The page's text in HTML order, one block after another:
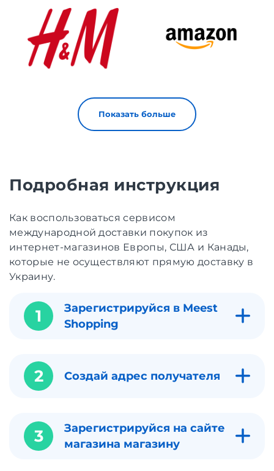
Показать больше
Подробная инструкция
Как воспользоваться сервисом
международной доставки покупок из
интернет-магазинов Европы, США и Канады,
которые не осуществляют прямую доставку в
Украину.
1
Зарегистрируйся в Meest
Shopping
2 Создай адрес получателя
3
Зарегистрируйся на сайте
магазина магазину